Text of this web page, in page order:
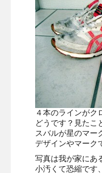
４本のラインがク
どうです？見たこ
スバルが星のマー
デザインやマーク
写真は我が家にあ
小汚くて恐縮です